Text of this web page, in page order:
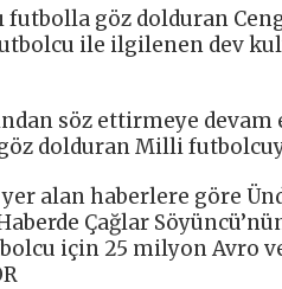
futbolla göz dolduran
ile ilgilenen dev
söz ettirmeye devam
dolduran Milli
alan haberlere göre
Çağlar
için 25 milyon Avro